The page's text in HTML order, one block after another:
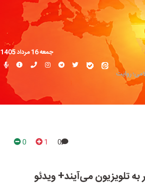
روایت
جمعه 16 مرداد 1405
0
1
0
تلویزیون می‌آیند+ ویدئو